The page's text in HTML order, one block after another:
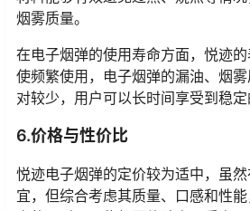
烟雾质量。
在电子烟弹的使用寿命方面，悦迹
使频繁使用，电子烟弹的漏油、烟
对较少，用户可以长时间享受到稳定
6.价格与性价比
悦迹电子烟弹的定价较为适中，虽
宜，但综合考虑其质量、口感和性